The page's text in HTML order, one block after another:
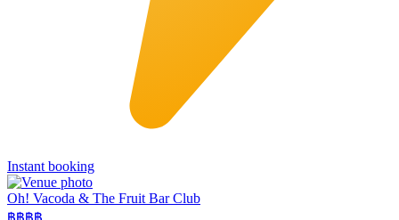
Instant booking
Oh! Vacoda & The Fruit Bar Club